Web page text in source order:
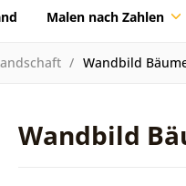
Malen nach Zahlen
Wandbild
Wandbild